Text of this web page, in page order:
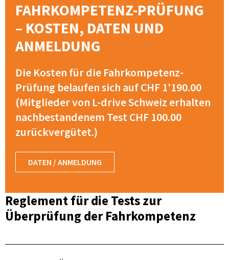
FAHRKOMPETENZ-PRÜFUNG
– KOSTEN, DATEN UND
ANMELDUNG
Die Kosten für die Fahrkompetenz-
Prüfung belaufen sich auf CHF 1'190.00
(Mitglieder von L-drive Schweiz erhalten
nachbestandenem Test CHF 100.00
zurückvergütet.)
DATEN / ANMELDUNG
Reglement für die Tests zur
Überprüfung der Fahrkompetenz